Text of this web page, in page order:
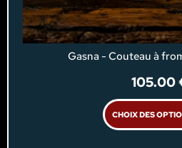
Gasna - Couteau à
105.00
CHOIX DES